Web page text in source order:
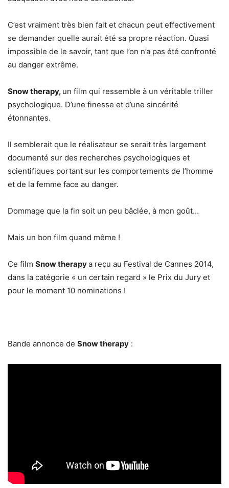
C’est vraiment très bien fait et chacun peut effectivement
se demander quelle aurait été sa propre réaction. Quasi
impossible de le savoir, tant que l’on n’a pas été confronté
au danger extrême.
Snow therapy, un film qui ressemble à un véritable triller
psychologique. D’une finesse et d’une sincérité
étonnantes.
Il semblerait que le réalisateur se serait très largement
documenté sur des recherches psychologiques et
scientifiques portant sur les comportements de l’homme
et de la femme face au danger.
Dommage que la fin soit un peu bâclée, à mon goût…
Mais un bon film quand même !
Ce film Snow therapya reçu au Festival de Cannes 2014,
dans la catégorie « un certain regard » le Prix du Jury et
pour le moment 10 nominations !
Bande annonce de Snow therapy :